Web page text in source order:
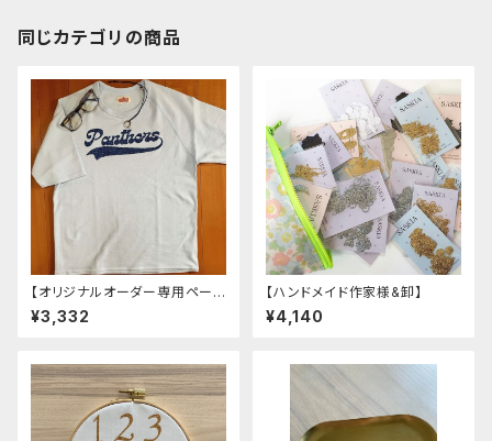
同じカテゴリの商品
【オリジナルオーダー専用ペー
ジ】
¥3,332
【ハンドメイド作家様&卸】
¥4,140